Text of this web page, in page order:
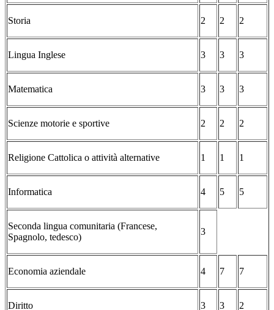
Storia 2 2 2
Lingua Inglese 3 3 3
Matematica 3 3 3
Scienze motorie e sportive 2 2 2
Religione Cattolica o attività alternative 1 1 1
Informatica 4 5 5
Seconda lingua comunitaria (Francese,
Spagnolo, tedesco)
3
Economia aziendale 4 7 7
Diritto 3 3 2